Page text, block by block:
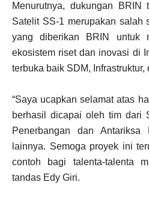
Menurutnya, dukungan BRIN
Satelit SS-1 merupakan salah
yang diberikan BRIN untuk
ekosistem riset dan inovasi di
terbuka baik SDM, Infrastruktur,
“Saya ucapkan selamat atas
berhasil dicapai oleh tim dari
Penerbangan dan Antariksa
lainnya. Semoga proyek ini
contoh bagi talenta-talenta
tandas Edy Giri.